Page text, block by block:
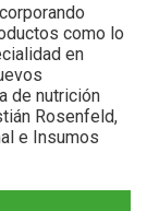
como lo
en
de nutrición
Rosenfeld,
e Insumos